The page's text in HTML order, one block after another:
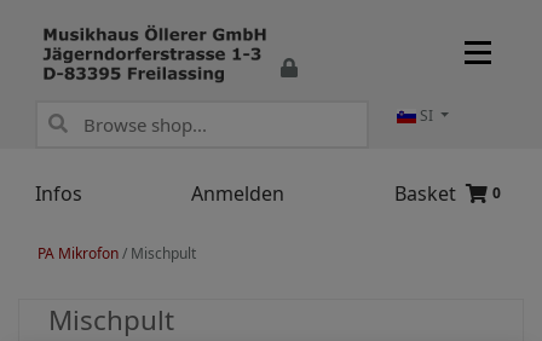
Infos Anmelden Basket 0
SI
PA Mikrofon/ Mischpult
Mischpult